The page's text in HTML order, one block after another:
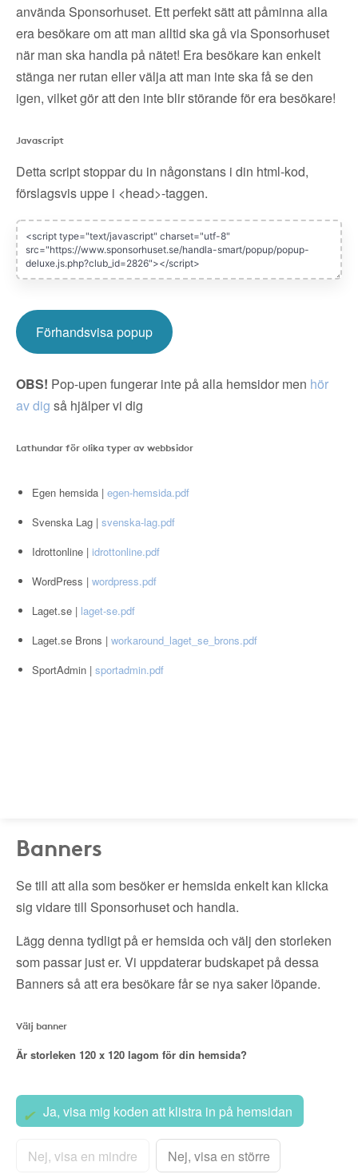
använda Sponsorhuset. Ett perfekt sätt att påminna alla
era besökare om att man alltid ska gå via Sponsorhuset
när man ska handla på nätet! Era besökare kan enkelt
stänga ner rutan eller välja att man inte ska få se den
igen, vilket gör att den inte blir störande för era besökare!
Javascript
Detta script stoppar du in någonstans i din html-kod,
förslagsvis uppe i <head>-taggen.
Förhandsvisa popup
OBS! Pop-upen fungerar inte på alla hemsidor men hör
av dig så hjälper vi dig
Lathundar för olika typer av webbsidor
Egen hemsida | egen-hemsida.pdf
Svenska Lag | svenska-lag.pdf
Idrottonline | idrottonline.pdf
WordPress | wordpress.pdf
Laget.se | laget-se.pdf
Laget.se Brons | workaround_laget_se_brons.pdf
SportAdmin | sportadmin.pdf
Banners
Se till att alla som besöker er hemsida enkelt kan klicka
sig vidare till Sponsorhuset och handla.
Lägg denna tydligt på er hemsida och välj den storleken
som passar just er. Vi uppdaterar budskapet på dessa
Banners så att era besökare får se nya saker löpande.
Välj banner
Är storleken 120 x 120 lagom för din hemsida?
Ja, visa mig koden att klistra in på hemsidan
Nej, visa en mindre Nej, visa en större